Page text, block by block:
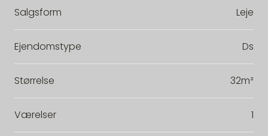
Salgsform Leje
Ejendomstype Ds
Størrelse 32m²
Værelser 1